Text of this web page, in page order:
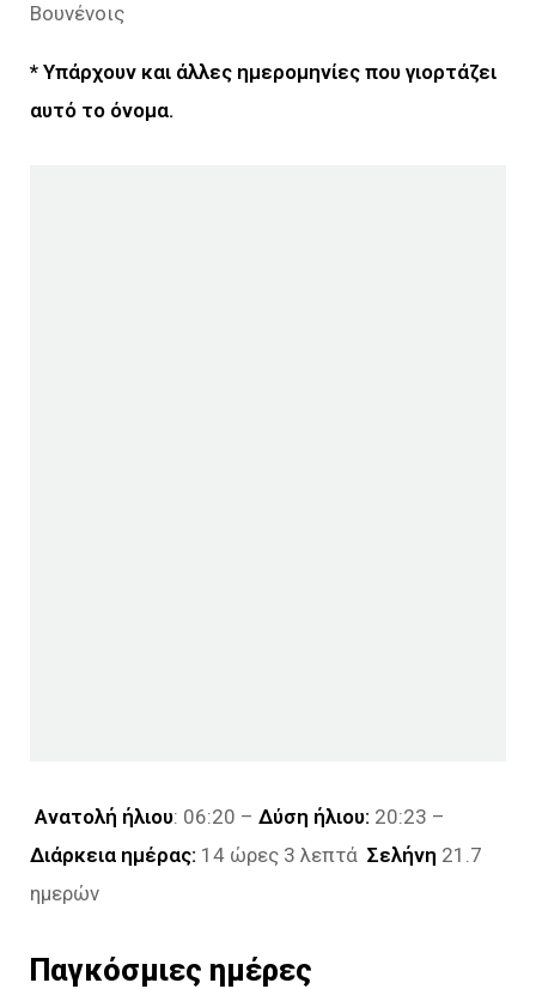
Βουνένοις
* Υπάρχουν και άλλες ημερομηνίες που γιορτάζει
αυτό το όνομα.
Ανατολή ήλιου: 06:20 – Δύση ήλιου: 20:23 –
Διάρκεια ημέρας: 14 ώρες 3 λεπτά Σελήνη 21.7
ημερών
Παγκόσμιες ημέρες